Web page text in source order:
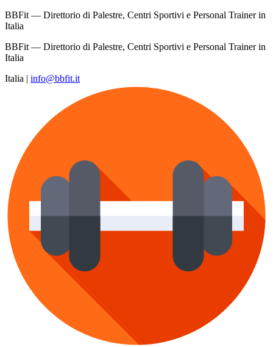
BBFit — Direttorio di Palestre, Centri Sportivi e Personal Trainer in
Italia
BBFit — Direttorio di Palestre, Centri Sportivi e Personal Trainer in
Italia
Italia | info@bbfit.it